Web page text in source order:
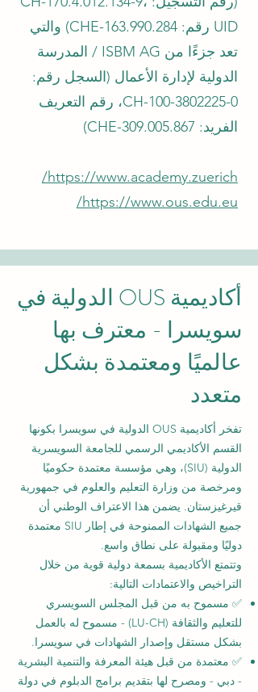
UID رقم: CHE-163.990.284) والتي
تعد جزءًا من ISBM AG / المدرسة
الدولية لإدارة الأعمال (السجل رقم:
CH-100-3802225-0، رقم التعريف
الفريد: CHE-309.005.867)
https://www.academy.zuerich/
https://www.ous.edu.eu/
أكاديمية OUS الدولية في
سويسرا - معترف بها
عالميًا ومعتمدة بشكل
متعدد
تفخر أكاديمية OUS الدولية في سويسرا بكونها
القسم الأكاديمي الرسمي للجامعة السويسرية
الدولية (SIU)، وهي مؤسسة معتمدة حكوميًا
ومرخصة من وزارة التعليم والعلوم في جمهورية
قيرغيزستان. يضمن هذا الاعتراف الوطني أن
جميع الشهادات الممنوحة في إطار SIU معتمدة
دوليًا ومقبولة على نطاق واسع.
وتتمتع الأكاديمية بسمعة دولية قوية من خلال
التراخيص والاعتمادات التالية:
✅ مسموح به من قبل المجلس السويسري
للتعليم والثقافة (LU-CH) - مسموح له بالعمل
بشكل مستقل وإصدار الشهادات في سويسرا.
✅ معتمدة من قبل هيئة المعرفة والتنمية البشرية
- دبي - ومصرح لها بتقديم برامج الدبلوم في دولة